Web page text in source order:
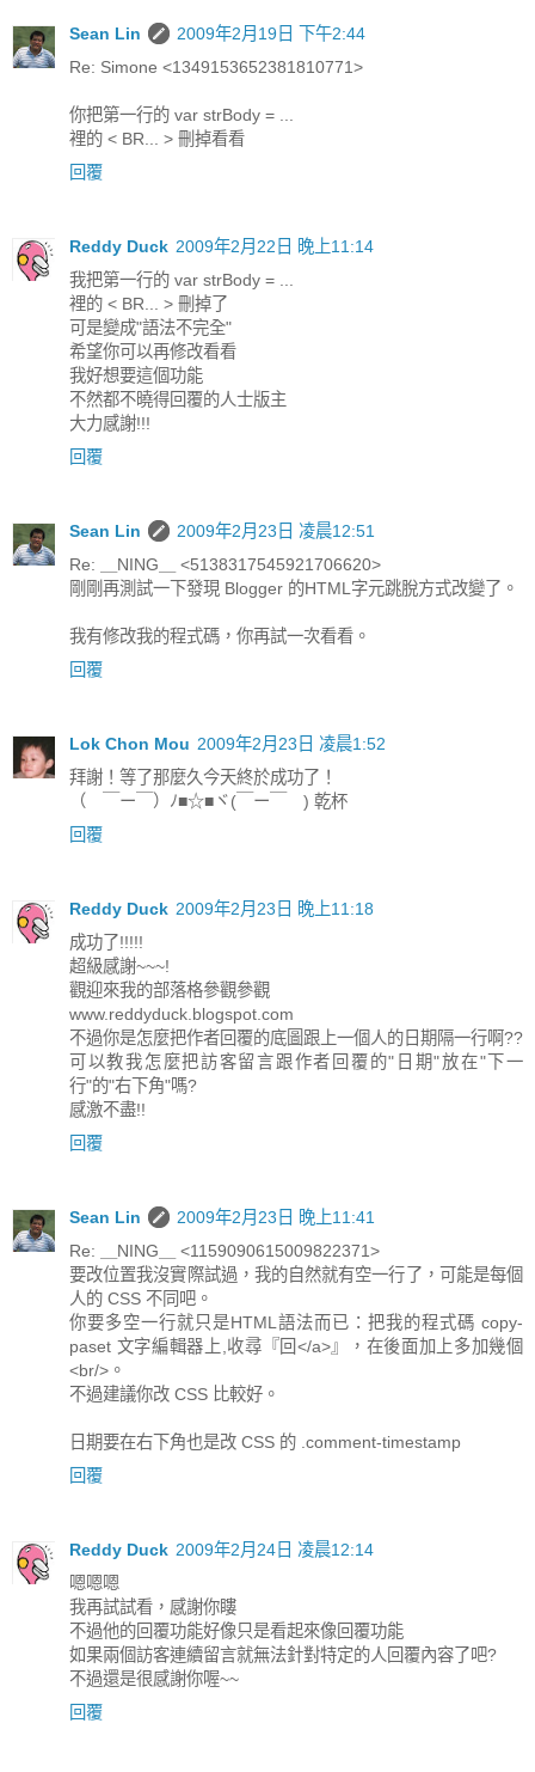
Sean Lin
2009年2月19日 下午2:44
Re: Simone <1349153652381810771>
你把第一行的 var strBody = ...
裡的 < BR... > 刪掉看看
回覆
Reddy Duck 2009年2月22日 晚上11:14
我把第一行的 var strBody = ...
裡的 < BR... > 刪掉了
可是變成"語法不完全"
希望你可以再修改看看
我好想要這個功能
不然都不曉得回覆的人士版主
大力感謝!!!
回覆
Sean Lin
2009年2月23日 凌晨12:51
Re: ＿NING＿ <5138317545921706620>
剛剛再測試一下發現 Blogger 的HTML字元跳脫方式改變了。
我有修改我的程式碼，你再試一次看看。
回覆
Lok Chon Mou 2009年2月23日 凌晨1:52
拜謝！等了那麼久今天終於成功了！
（ ￣ー￣）ﾉ■☆■ヾ(￣ー￣ ) 乾杯
回覆
Reddy Duck 2009年2月23日 晚上11:18
成功了!!!!!
超級感謝~~~!
觀迎來我的部落格參觀參觀
www.reddyduck.blogspot.com
不過你是怎麼把作者回覆的底圖跟上一個人的日期隔一行啊??
可以教我怎麼把訪客留言跟作者回覆的"日期"放在"下一
行"的"右下角"嗎?
感激不盡!!
回覆
Sean Lin
2009年2月23日 晚上11:41
Re: ＿NING＿ <1159090615009822371>
要改位置我沒實際試過，我的自然就有空一行了，可能是每個
人的 CSS 不同吧。
你要多空一行就只是HTML語法而已：把我的程式碼 copy-
paset 文字編輯器上,收尋『回</a>』，在後面加上多加幾個
<br/>。
不過建議你改 CSS 比較好。
日期要在右下角也是改 CSS 的 .comment-timestamp
回覆
Reddy Duck 2009年2月24日 凌晨12:14
嗯嗯嗯
我再試試看，感謝你瞜
不過他的回覆功能好像只是看起來像回覆功能
如果兩個訪客連續留言就無法針對特定的人回覆內容了吧?
不過還是很感謝你喔~~
回覆